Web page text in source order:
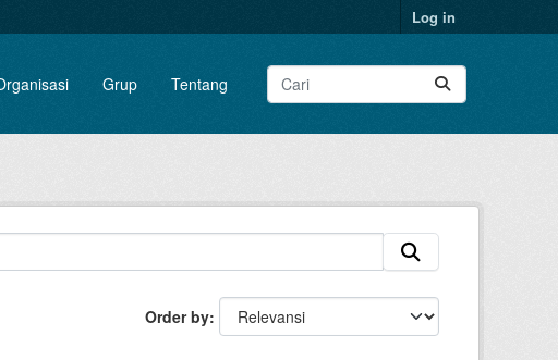
Log in
Grup Tentang
Order by